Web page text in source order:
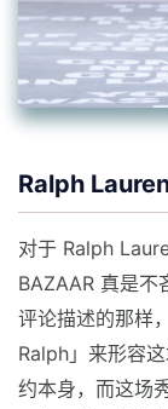
Ralph
对于 Ralph
BAZAAR 真是不
评论描述的那样
Ralph」来形容
约本身，而这场